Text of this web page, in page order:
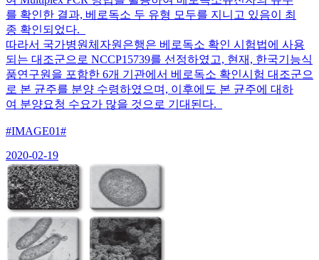
를 확인한 결과, 베로독소 두 유형 모두를 지니고 있음이 최
종 확인되었다.
따라서 국가병원체자원은행은 베로독소 확인 시험법에 사용
되는 대조군으로 NCCP15739를 선정하였고, 현재, 한국기능식
품연구원을 포함한 6개 기관에서 베로독소 확인시험 대조군으
로 본 균주를 분양 수령하였으며, 이후에도 본 균주에 대하
여 분양요청 수요가 많을 것으로 기대된다.
#IMAGE01#
2020-02-19